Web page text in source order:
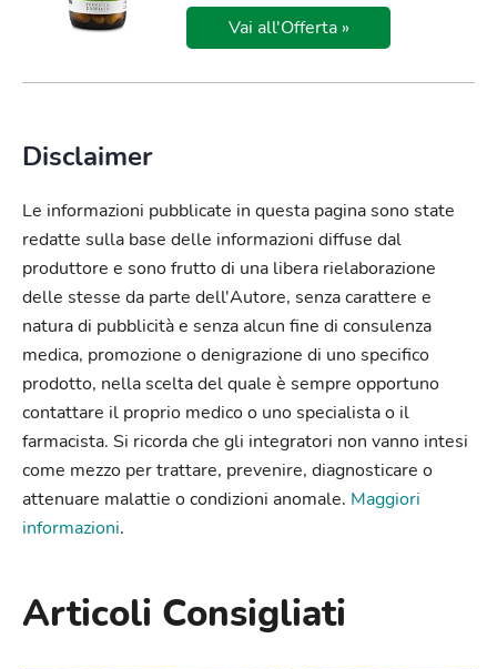
Vai all'Offerta »
Disclaimer
Le informazioni pubblicate in questa pagina sono state
redatte sulla base delle informazioni diffuse dal
produttore e sono frutto di una libera rielaborazione
delle stesse da parte dell'Autore, senza carattere e
natura di pubblicità e senza alcun fine di consulenza
medica, promozione o denigrazione di uno specifico
prodotto, nella scelta del quale è sempre opportuno
contattare il proprio medico o uno specialista o il
farmacista. Si ricorda che gli integratori non vanno intesi
come mezzo per trattare, prevenire, diagnosticare o
attenuare malattie o condizioni anomale. Maggiori
informazioni.
Articoli Consigliati